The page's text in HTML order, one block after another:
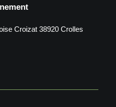
Croizat 38920 Crolles